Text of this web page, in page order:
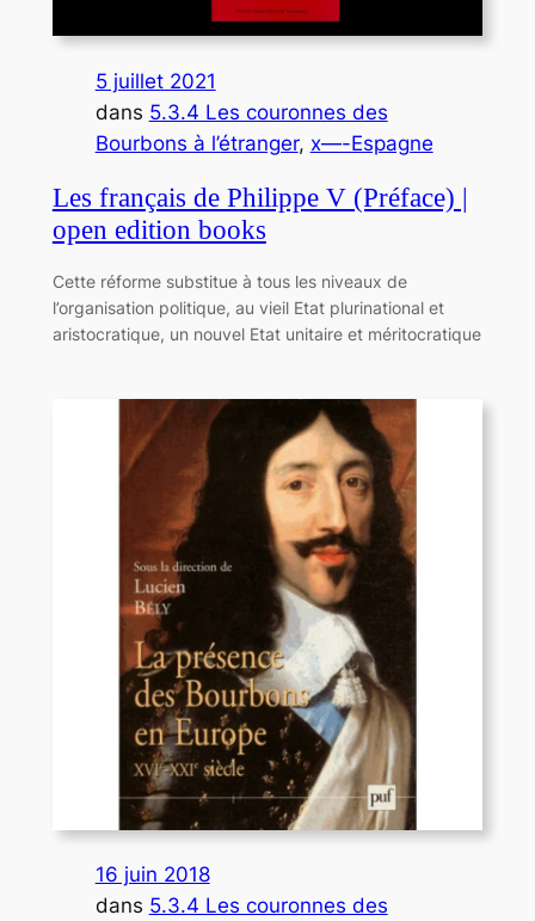
5 juillet 2021
dans 5.3.4 Les couronnes des
Bourbons à l’étranger, x—-Espagne
Les français de Philippe V (Préface) |
open edition books
Cette réforme substitue à tous les niveaux de
l’organisation politique, au vieil Etat plurinational et
aristocratique, un nouvel Etat unitaire et méritocratique
16 juin 2018
dans 5.3.4 Les couronnes des